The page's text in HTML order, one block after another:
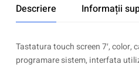
Descriere Informații
Tastatura touch screen 7′,
programare sistem, interfata